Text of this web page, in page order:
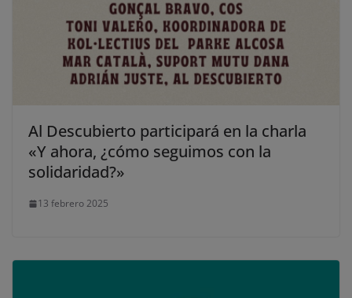
Al Descubierto participará en la charla
«Y ahora, ¿cómo seguimos con la
solidaridad?»
13 febrero 2025